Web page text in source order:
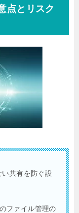
点とリスク
共有を防ぐ設
ファイル管理の